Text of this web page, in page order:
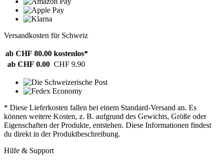
Versandkosten für Schweiz
ab CHF 80.00 kostenlos*
ab CHF 0.00 CHF 9.90
* Diese Lieferkosten fallen bei einem Standard-Versand an. Es
können weitere Kosten, z. B. aufgrund des Gewichts, Größe oder
Eigenschaften der Produkte, entstehen. Diese Informationen findest
du direkt in der Produktbeschreibung.
Hilfe & Support